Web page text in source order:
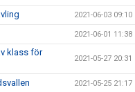
2021-06-03 09:10
2021-06-01 11:38
klass för
2021-05-27 20:31
2021-05-25 21:17